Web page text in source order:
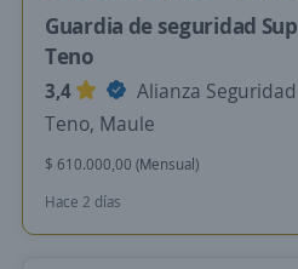
Guardia de seguridad
Teno
3,4
Alianza Seguridad
Teno, Maule
$ 610.000,00 (Mensual)
Hace 2 días